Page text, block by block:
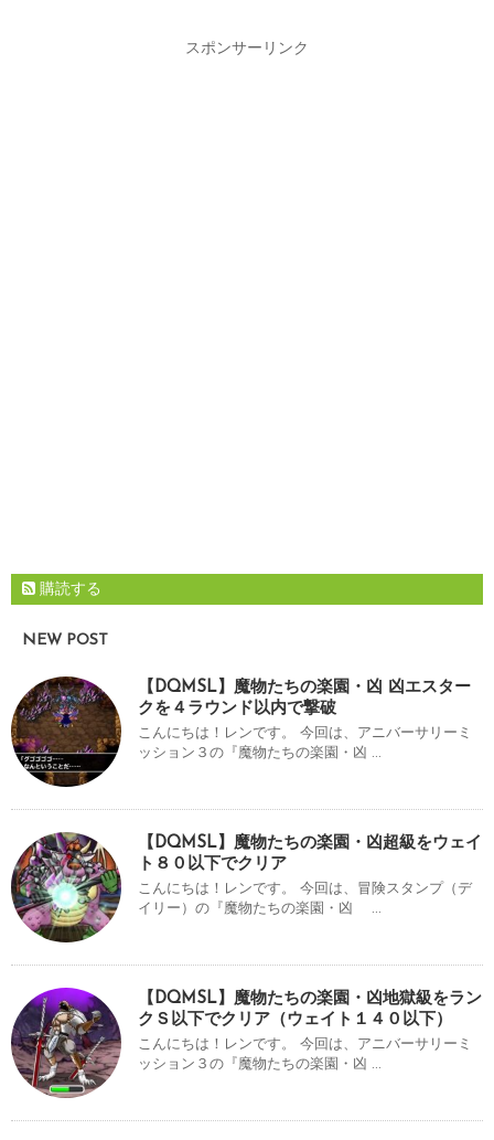
スポンサーリンク
購読する
NEW POST
【DQMSL】魔物たちの楽園・凶 凶エスター
クを４ラウンド以内で撃破
こんにちは！レンです。 今回は、アニバーサリーミ
ッション３の『魔物たちの楽園・凶 ...
【DQMSL】魔物たちの楽園・凶超級をウェイ
ト８０以下でクリア
こんにちは！レンです。 今回は、冒険スタンプ（デ
イリー）の『魔物たちの楽園・凶 ...
【DQMSL】魔物たちの楽園・凶地獄級をラン
クＳ以下でクリア（ウェイト１４０以下）
こんにちは！レンです。 今回は、アニバーサリーミ
ッション３の『魔物たちの楽園・凶 ...